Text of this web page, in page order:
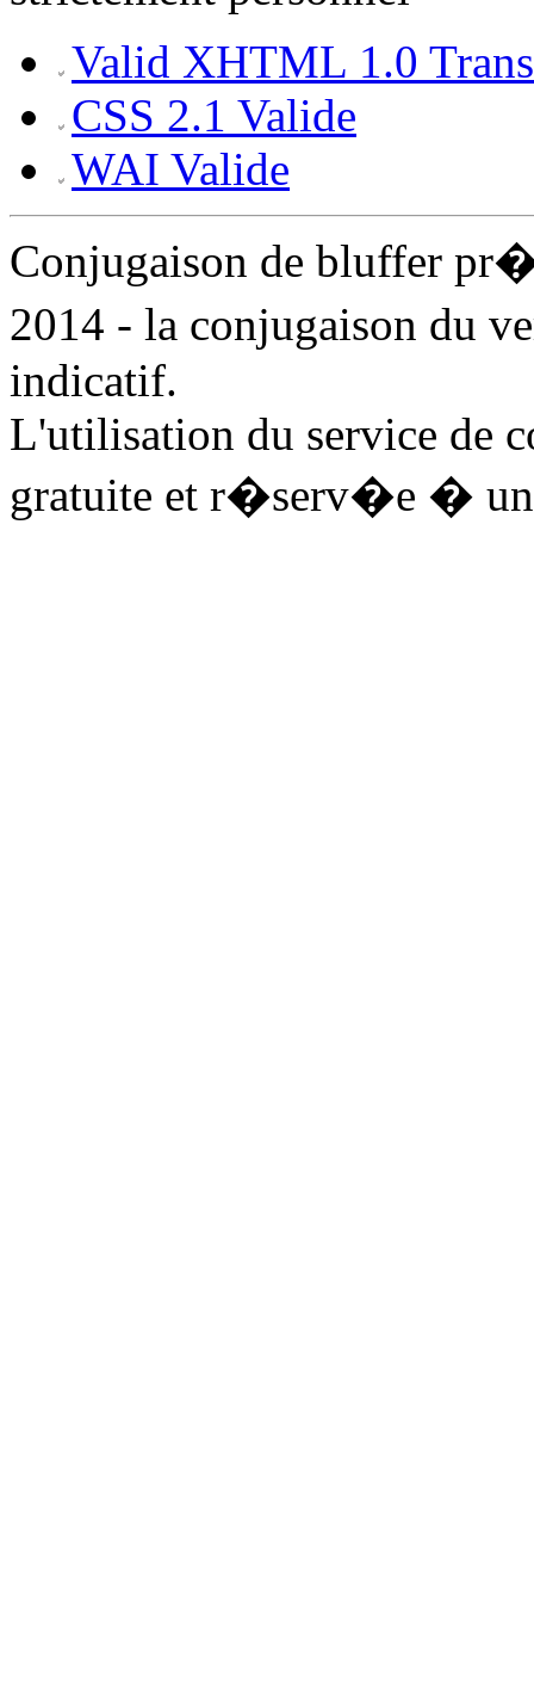
Valid XHTML 1.0
CSS 2.1 Valide
WAI Valide
Conjugaison de bluffer
2014 - la conjugaison du
indicatif.
L'utilisation du service de
gratuite et r�serv�e � un